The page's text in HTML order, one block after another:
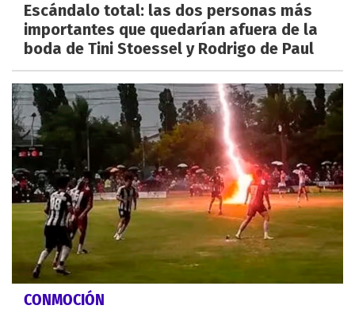
Escándalo total: las dos personas más
importantes que quedarían afuera de la
boda de Tini Stoessel y Rodrigo de Paul
CONMOCIÓN